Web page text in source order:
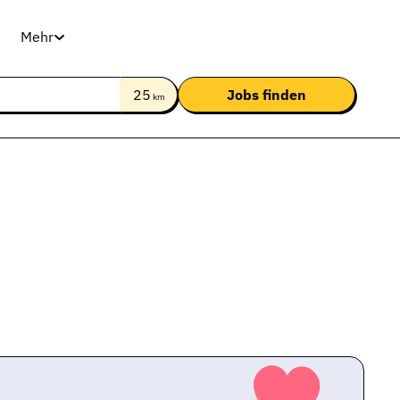
Mehr
25 km